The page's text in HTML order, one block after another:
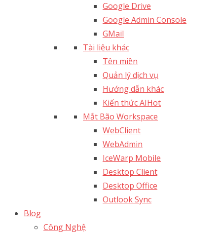
Google Drive
Google Admin Console
GMail
Tài liệu khác
Tên miền
Quản lý dịch vụ
Hướng dẫn khác
Kiến thức AIHot
Mắt Bão Workspace
WebClient
WebAdmin
IceWarp Mobile
Desktop Client
Desktop Office
Outlook Sync
Blog
Công Nghệ